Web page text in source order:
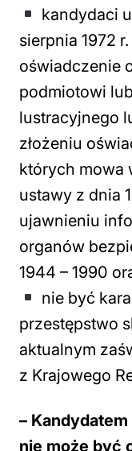
kandydaci
sierpnia 1972
oświadczenie
podmiotowi
lustracyjnego
złożeniu
których mowa
ustawy z dnia
ujawnieniu
organów
1944 – 1990
nie być
przestępstwo
aktualnym
z Krajowego
– Kandydatem
nie może być